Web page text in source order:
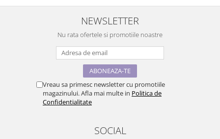
NEWSLETTER
Nu rata ofertele si promotiile noastre
Vreau sa primesc newsletter cu promotiile
magazinului. Afla mai multe in Politica de
Confidentialitate
SOCIAL